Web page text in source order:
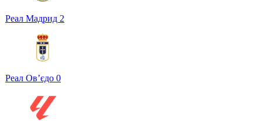
Реал Мадрид 2
Реал Ов’єдо 0